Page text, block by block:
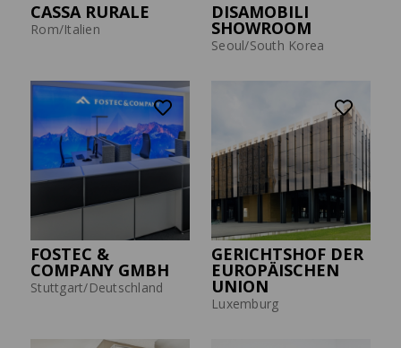
CASSA RURALE
Rom/Italien
DISAMOBILI
SHOWROOM
Seoul/South Korea
FOSTEC &
COMPANY GMBH
Stuttgart/Deutschland
GERICHTSHOF DER
EUROPÄISCHEN
UNION
Luxemburg